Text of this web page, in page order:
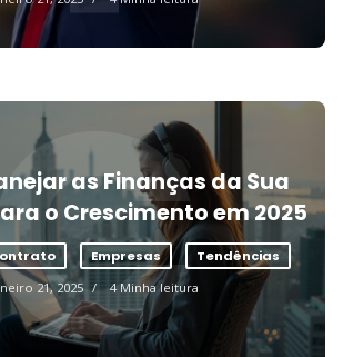
as Finanças da Sua
o Crescimento em 2025
Empresas Tendências
21, 2025 4 Minha leitura